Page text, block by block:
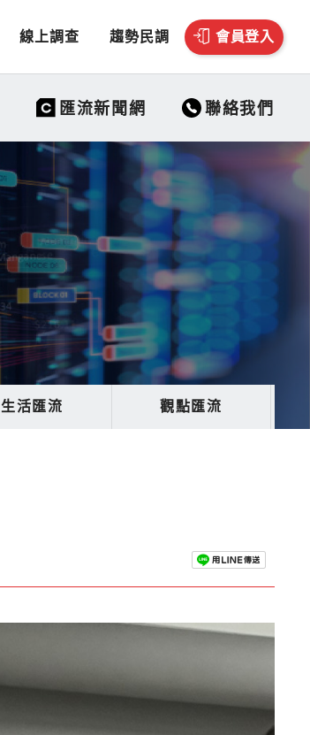
線上調查 趨勢民調 會員登入
匯流新聞網 聯絡我們
生活匯流 觀點匯流